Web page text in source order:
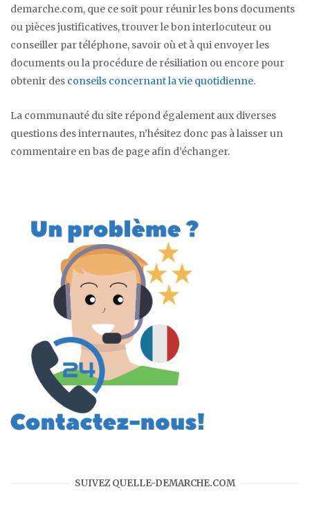
demarche.com, que ce soit pour réunir les bons documents
ou pièces justificatives, trouver le bon interlocuteur ou
conseiller par téléphone, savoir où et à qui envoyer les
documents ou la procédure de résiliation ou encore pour
obtenir des conseils concernant la vie quotidienne.
La communauté du site répond également aux diverses
questions des internautes, n’hésitez donc pas à laisser un
commentaire en bas de page afin d’échanger.
SUIVEZ QUELLE-DEMARCHE.COM